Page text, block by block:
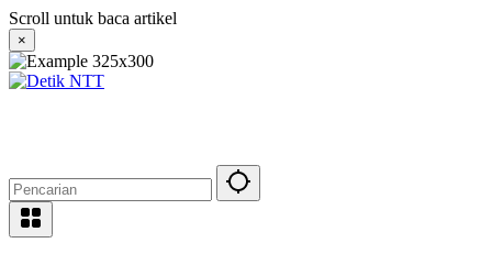
Langsung
ke
konten
Scroll untuk baca artikel
×